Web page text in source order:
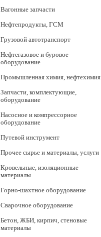
Вагонные запчасти
Нефтепродукты, ГСМ
Грузовой автотранспорт
Нефтегазовое и буровое
оборудование
Промышленная химия, нефтехимия
Запчасти, комплектующие,
оборудование
Насосное и компрессорное
оборудование
Путевой инструмент
Прочее сырье и материалы, услуги
Кровельные, изоляционные
материалы
Горно-шахтное оборудование
Сварочное оборудование
Бетон, ЖБИ, кирпич, стеновые
материалы